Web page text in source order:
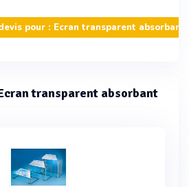
pour : Ecran transparent absorbant
transparent absorbant